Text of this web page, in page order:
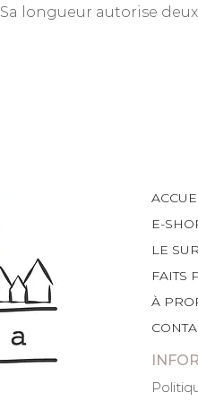
Sa longueur autorise
E-
LE
FAITS
À